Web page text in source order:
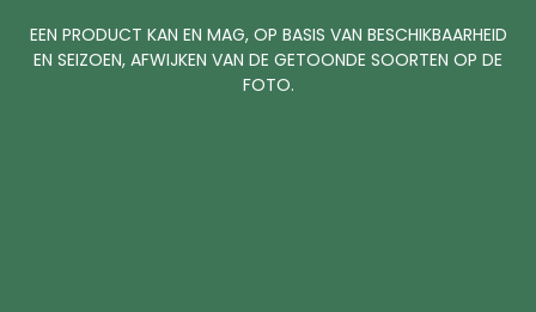
EEN PRODUCT KAN EN MAG, OP BASIS VAN BESCHIKBAARHEID
EN SEIZOEN, AFWIJKEN VAN DE GETOONDE SOORTEN OP DE
FOTO.